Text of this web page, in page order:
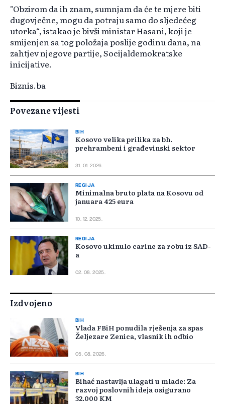
"Obzirom da ih znam, sumnjam da će te mjere biti
dugovječne, mogu da potraju samo do sljedećeg
utorka“, istakao je bivši ministar Hasani, koji je
smijenjen sa tog položaja poslije godinu dana, na
zahtjev njegove partije, Socijaldemokratske
inicijative.
Biznis.ba
Povezane vijesti
BIH
Kosovo velika prilika za bh.
prehrambeni i građevinski sektor
31. 01. 2026.
REGIJA
Minimalna bruto plata na Kosovu od
januara 425 eura
10. 12. 2025.
REGIJA
Kosovo ukinulo carine za robu iz SAD-
a
02. 08. 2025.
Izdvojeno
BIH
Vlada FBiH ponudila rješenja za spas
Željezare Zenica, vlasnik ih odbio
05. 08. 2026.
BIH
Bihać nastavlja ulagati u mlade: Za
razvoj poslovnih ideja osigurano
32.000 KM